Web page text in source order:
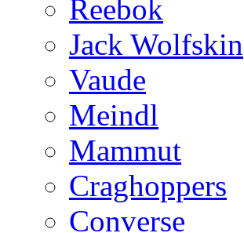
Reebok
Jack Wolfskin
Vaude
Meindl
Mammut
Craghoppers
Converse